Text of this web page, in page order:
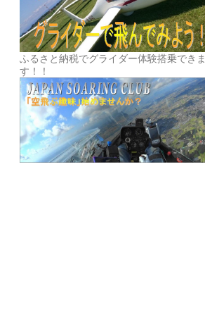
ふるさと納税でグライダー体験搭乗できま
す！！